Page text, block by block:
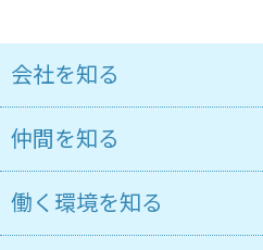
会社を知る
仲間を知る
働く環境を知る